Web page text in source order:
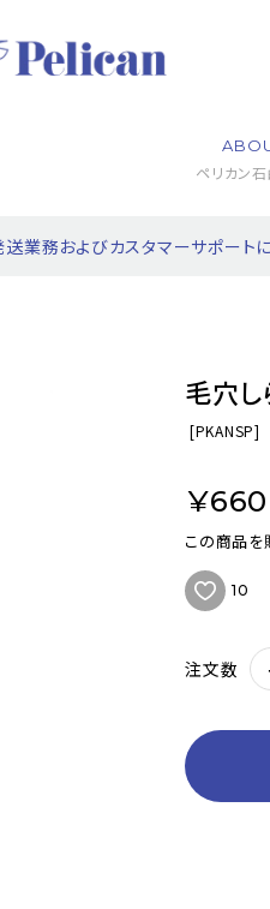
ペリカン
送業務およびカスタマーサポート
毛穴し
[PKANSP]
¥660
この商品を
10
注文数